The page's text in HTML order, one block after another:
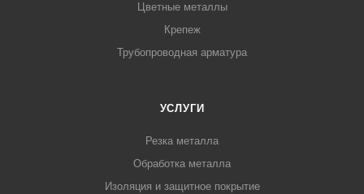
Цветные металлы
Крепеж
Трубопроводная арматура
УСЛУГИ
Резка металла
Обработка металла
Изоляция и защитное покрытие